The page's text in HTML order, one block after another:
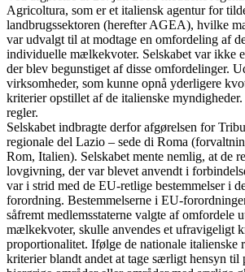
Agricoltura, som er et italiensk agentur for
landbrugssektoren (herefter AGEA), hvilke
var udvalgt til at modtage en omfordeling af
individuelle mælkekvoter. Selskabet var ikke
der blev begunstiget af disse omfordelinger.
virksomheder, som kunne opnå yderligere
kriterier opstillet af de italienske
regler.
Selskabet indbragte derfor afgørelsen for
regionale del Lazio – sede di Roma
Rom, Italien). Selskabet mente nemlig, at de
lovgivning, der var blevet anvendt i
var i strid med de EU-retlige bestemmelser i
forordning. Bestemmelserne i EU-
såfremt medlemsstaterne valgte af omfordele
mælkekvoter, skulle anvendes et ufravigeligt
proportionalitet. Ifølge de nationale italienske
kriterier blandt andet at tage særligt hensyn til